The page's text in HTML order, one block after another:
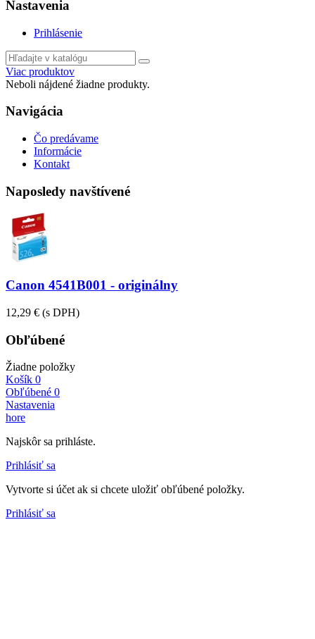
Nastavenia
Prihlásenie
Viac produktov
Neboli nájdené žiadne produkty.
Navigácia
Čo predávame
Informácie
Kontakt
Naposledy navštívené
Canon 4541B001 - originálny
12,29 € (s DPH)
Obľúbené
Žiadne položky
Košík 0
Obľúbené 0
Nastavenia
hore
Najskôr sa prihláste.
Prihlásiť sa
Vytvorte si účet ak si chcete uložiť obľúbené položky.
Prihlásiť sa